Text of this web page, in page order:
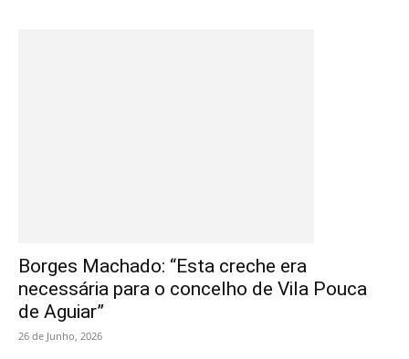
Borges Machado: “Esta creche era
necessária para o concelho de Vila Pouca
de Aguiar”
26 de Junho, 2026